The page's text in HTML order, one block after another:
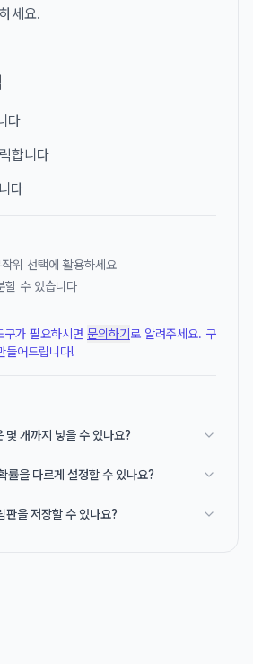
세요.
다
합니다
다
위 선택에 활용하세요
할 수 있습니다
가 필요하시면 문의하기 로 알려주세요. 구
들어드립니다!
몇 개까지 넣을 수 있나요?
률을 다르게 설정할 수 있나요?
판을 저장할 수 있나요?